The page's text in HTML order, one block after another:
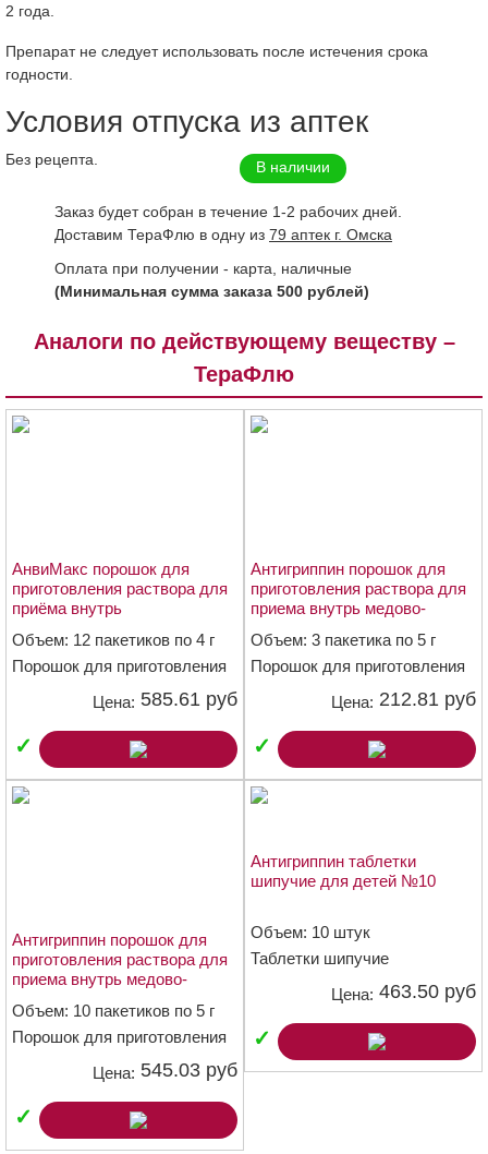
2 года.
Препарат не следует использовать после истечения срока
годности.
Условия отпуска из аптек
Без рецепта. В наличии
Заказ будет собран в течение 1-2 рабочих дней.
Доставим ТераФлю в одну из 79 аптек г. Омска
Оплата при получении - карта, наличные
(Минимальная сумма заказа 500 рублей)
Аналоги по действующему веществу –
ТераФлю
АнвиМакс порошок для
приготовления раствора для
приёма внутрь
5г №12
Объем: 12 пакетиков по 4 г
Порошок для приготовления
чёрносмородиновый
Цена: 585.61 руб
✓
Антигриппин порошок для
приготовления раствора для
приема внутрь медово-
Объем: 3 пакетика по 5 г
Порошок для приготовления
медово-лимонный
Цена: 212.81 руб
✓
Антигриппин порошок для
приготовления раствора для
приема внутрь медово-
Объем: 10 пакетиков по 5 г
Порошок для приготовления
медово-лимонный
Цена: 545.03 руб
✓
Антигриппин таблетки
шипучие для детей №10
Объем: 10 штук
Таблетки шипучие
Цена: 463.50 руб
✓